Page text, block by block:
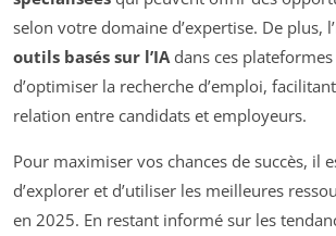
selon votre domaine d’expertise. De plus,
outils basés sur l’IA dans ces
d’optimiser la recherche d’emploi,
relation entre candidats et employeurs.
Pour maximiser vos chances de succès, il
d’explorer et d’utiliser les meilleures
en 2025. En restant informé sur les